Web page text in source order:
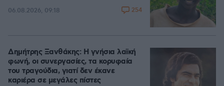
06.08.2026, 09:18 254
Δημήτρης Ξανθάκης: Η γνήσια λαϊκή
φωνή, οι συνεργασίες, τα κορυφαία
του τραγούδια, γιατί δεν έκανε
καριέρα σε μεγάλες πίστες